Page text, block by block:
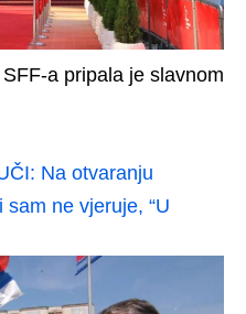
a pripala je slavnom
Na otvaranju
ne vjeruje, “U